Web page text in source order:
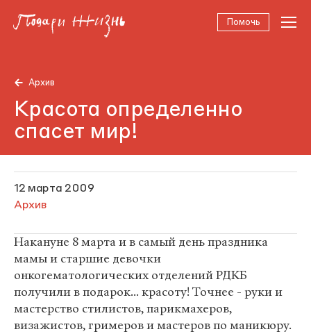
Помочь
Архив
Красота определенно
спасет мир!
12 марта 2009
Архив
Накануне 8 марта и в самый день праздника
мамы и старшие девочки
онкогематологических отделений РДКБ
получили в подарок... красоту! Точнее - руки и
мастерство стилистов, парикмахеров,
визажистов, гримеров и мастеров по маникюру.